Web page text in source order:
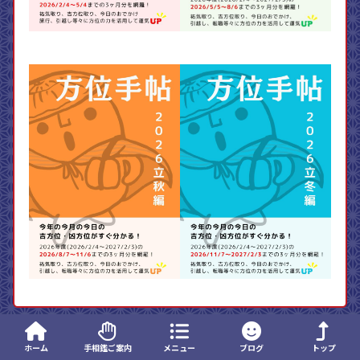
コンテンツ
ホーム 手相鑑ご案内 メニュー ブログ トップ